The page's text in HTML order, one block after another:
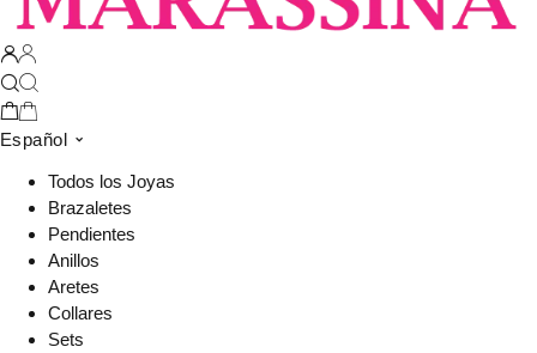
Español
Todos los Joyas
Brazaletes
Pendientes
Anillos
Aretes
Collares
Sets